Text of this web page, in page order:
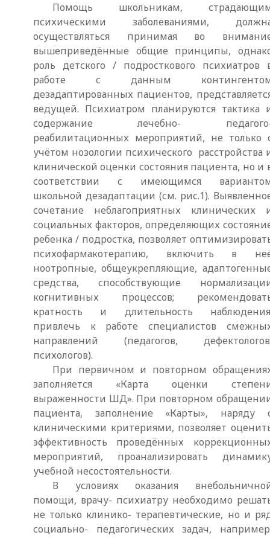
Помощь школьникам,
психическими заболеваниями,
осуществляться принимая во
вышеприведённые общие принципы,
роль детского / подросткового психиатров
работе с данным
дезадаптированных пациентов,
ведущей. Психиатром планируются тактика
содержание лечебно-
реабилитационных мероприятий, не только
учётом нозологии психического расстройства
клинической оценки состояния пациента, но и
соответствии с имеющимся
школьной дезадаптации (см. рис.1).
сочетание неблагоприятных клинических
социальных факторов, определяющих
ребенка / подростка, позволяет
психофармакотерапию, включить в
ноотропные, общеукрепляющие,
средства, способствующие
когнитивных процессов;
кратность и длительность
привлечь к работе специалистов
направлений (педагогов,
психологов).
При первичном и повторном
заполняется «Карта оценки
выраженности ШД». При повторном
пациента, заполнение «Карты», наряду
клиническими критериями, позволяет
эффективность проведённых
мероприятий, проанализировать
учебной несостоятельности.
В условиях оказания
помощи, врачу- психиатру необходимо
не только клинико- терапевтические, но и
социально- педагогических задач,